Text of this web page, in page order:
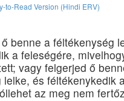
to-Read Version (Hindi ERV)
benne a féltékenység
a feleségére,
vagy felgerjed ő
lelke, és féltékenykedik
az meg nem